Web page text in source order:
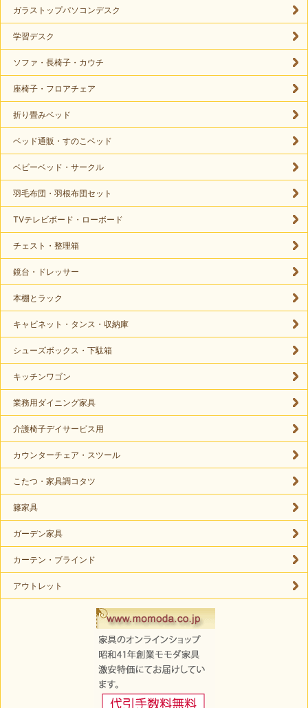
ガラストップパソコンデスク
学習デスク
ソファ・長椅子・カウチ
座椅子・フロアチェア
折り畳みベッド
ベッド通販・すのこベッド
ベビーベッド・サークル
羽毛布団・羽根布団セット
TVテレビボード・ローボード
チェスト・整理箱
鏡台・ドレッサー
本棚とラック
キャビネット・タンス・収納庫
シューズボックス・下駄箱
キッチンワゴン
業務用ダイニング家具
介護椅子デイサービス用
カウンターチェア・スツール
こたつ・家具調コタツ
籐家具
ガーデン家具
カーテン・ブラインド
アウトレット